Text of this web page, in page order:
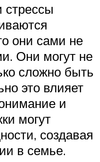
стрессы
они сами не
Они могут не
сложно быть
это влияет
и
могут
создавая
в семье.